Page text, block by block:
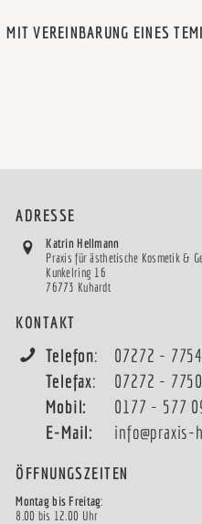
MIT VEREINBARUNG EINES
ADRESSE
Katrin Hellmann
Praxis für ästhetische Kosmetik &
Kunkelring 16
76773 Kuhardt
KONTAKT
Telefon:
07272 -
Telefax: 07272 -
Mobil:
0177 - 577
E-Mail:
info@praxis-
ÖFFNUNGSZEITEN
Montag bis Freitag:
8.00 bis 12.00 Uhr